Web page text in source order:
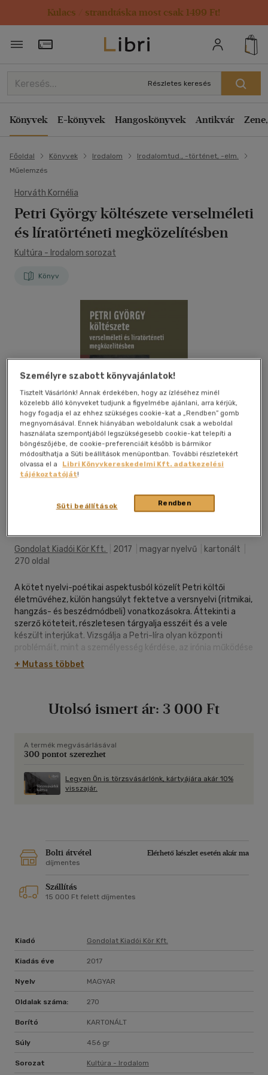
Kulacs / strandtáska most csak 1499 Ft!
Törzsvásárlói Kártya adatai
Részletes keresés
Könyvek E-könyvek Hangoskönyvek Antikvár
Főoldal Könyvek Irodalom
Irodalomtud., -történet, -elm.
Műelemzés
Horváth Kornélia
Petri György költészete verselméleti
és líratörténeti megközelítésben
Kultúra - Irodalom sorozat
Könyv
Kívánságlistához adom
Gondolat Kiadói Kör Kft. 2017 magyar nyelvű kartonált
270 oldal
A kötet nyelvi-poétikai aspektusból közelít Petri költői
életművéhez, külön hangsúlyt fektetve a versnyelvi (ritmikai,
hangzás- és beszédmódbeli) vonatkozásokra. Áttekinti a
szerző köteteit, részletesen tárgyalja esszéit és a vele
készült interjúkat. Vizsgálja a Petri-líra olyan központi
problémáit, mint a személyesség kérdése, az irónia működése
a versbeszédben, a "hiba" fontossága a költő versépítkezési
gyakorlatában, továbbá javaslatot tesz Petri
versküldemény mellé, a Már reggel van, az Erotikus, a 4.
című Petri-kötet kilenc szonettjének részletes elemző
interpretációja olvasható a könyvben). A könyv számot vet
kapcsán részletesen tárgyalja a versritmus szöveg- és
értelemképző működését, a lírai beszélő mibenlétének
Jánoshoz, s más XIX. századi szerzőkhöz (Berzsenyi,
Vörösmarty, Madách), a XX. századból Kosztolányihoz, József
pedig Dantéhoz és Baudelaire-hez fűződő sokrétű lírikusi
(költői és költészetelméleti) kapcsolatát.
+ Mutass többet
Utolsó ismert ár: 3 000 Ft
A termék megvásárlásával
300 pontot szerezhet
Legyen Ön is törzsvásárlónk, kártyájára akár 10%
visszajár.
Bolti átvétel
Elérhető készlet esetén akár ma
díjmentes
Szállítás
15 000 Ft felett díjmentes
Kiadó Gondolat Kiadói Kör Kft.
Kiadás éve 2017
Nyelv MAGYAR
Oldalak száma: 270
Borító KARTONÁLT
Súly 456 gr
Sorozat Kultúra - Irodalom
Személyre szabott könyvajánlatok!
Tisztelt Vásárlónk! Annak érdekében, hogy az ízléséhez minél
közelebb álló könyveket tudjunk a figyelmébe ajánlani, arra kérjük,
hogy fogadja el az ehhez szükséges cookie-kat a „Rendben” gomb
megnyomásával. Ennek hiányában weboldalunk csak a weboldal
használata szempontjából legszükségesebb cookie-kat telepíti a
böngészőjébe, de cookie-preferenciáit később is bármikor
módosíthatja a Süti beállítások menüpontban. További részletekért
olvassa el a
Libri Könyvkereskedelmi Kft. adatkezelési
tájékoztatóját!
Rendben
Süti beállítások